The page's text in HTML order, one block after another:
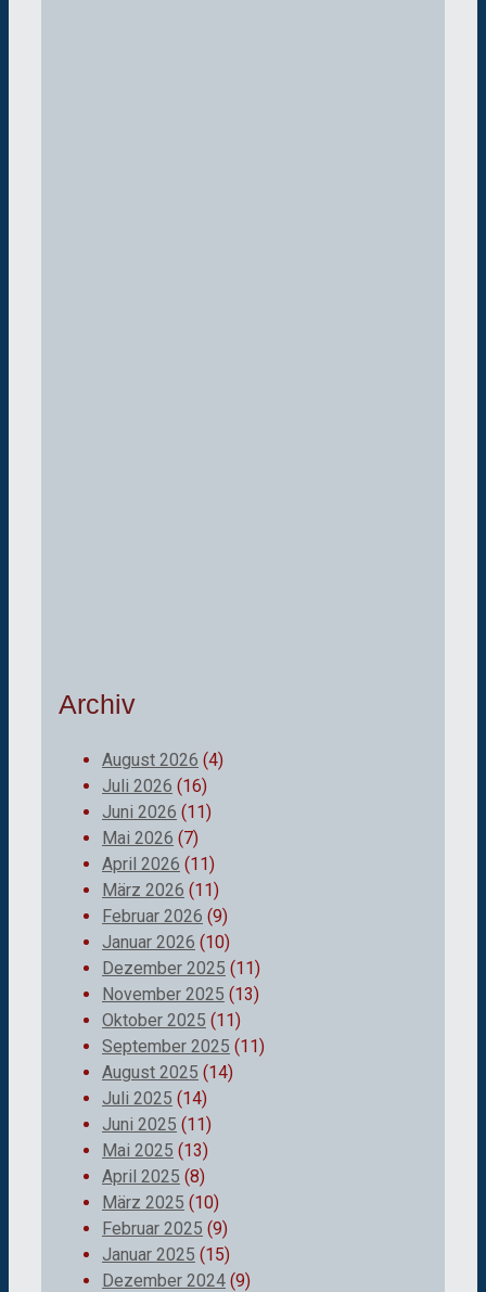
Archiv
August 2026 (4)
Juli 2026 (16)
Juni 2026 (11)
Mai 2026 (7)
April 2026 (11)
März 2026 (11)
Februar 2026 (9)
Januar 2026 (10)
Dezember 2025 (11)
November 2025 (13)
Oktober 2025 (11)
September 2025 (11)
August 2025 (14)
Juli 2025 (14)
Juni 2025 (11)
Mai 2025 (13)
April 2025 (8)
März 2025 (10)
Februar 2025 (9)
Januar 2025 (15)
Dezember 2024 (9)